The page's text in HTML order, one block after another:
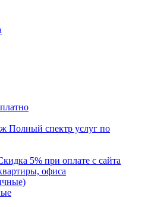
Полный спектр услуг по
5% при оплате с сайта
офиса